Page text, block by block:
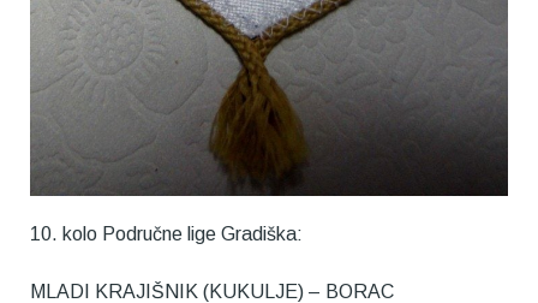
10. kolo Područne lige Gradiška:
MLADI KRAJIŠNIK (KUKULJE) – BORAC